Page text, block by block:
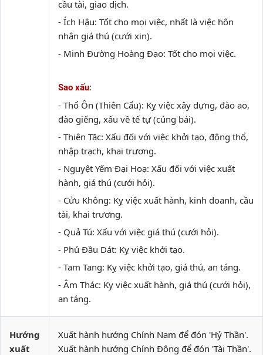
cầu tài, giao dịch.
- Ích Hậu: Tốt cho mọi việc, nhất là việc hôn
nhân giá thú (cưới xin).
- Minh Đường Hoàng Đạo: Tốt cho mọi việc.
Sao xấu:
- Thổ Ôn (Thiên Cẩu): Kỵ việc xây dựng, đào ao,
đào giếng, xấu về tế tự (cúng bái).
- Thiên Tặc: Xấu đối với việc khởi tạo, động thổ,
nhập trạch, khai trương.
- Nguyệt Yếm Đại Hoạ: Xấu đối với việc xuất
hành, giá thú (cưới hỏi).
- Cửu Không: Kỵ việc xuất hành, kinh doanh, cầu
tài, khai trương.
- Quả Tú: Xấu với việc giá thú (cưới hỏi).
- Phủ Đầu Dát: Kỵ việc khởi tạo.
- Tam Tang: Kỵ việc khởi tạo, giá thú, an táng.
- Âm Thác: Kỵ việc xuất hành, giá thú (cưới hỏi),
an táng.
Hướng
xuất
Xuất hành hướng Chính Nam để đón 'Hỷ Thần'.
Xuất hành hướng Chính Đông để đón 'Tài Thần'.